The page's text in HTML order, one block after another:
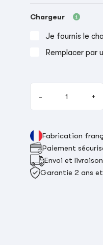
Chargeur
Je fournis le
Remplacer par
- +
Fabrication
Paiement
Envoi et
Garantie 2 ans et